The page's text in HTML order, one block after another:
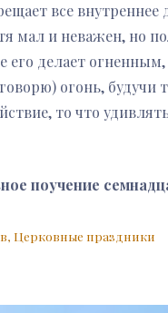
все внутреннее
мал и неважен, но
его делает
огонь, будучи
то что
поучение
, Церковные праздники